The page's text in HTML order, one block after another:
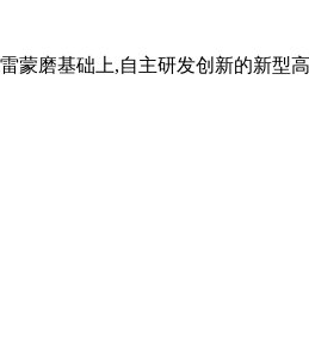
蒙磨基础上,自主研发创新的新型